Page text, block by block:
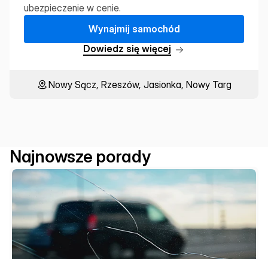
ubezpieczenie w cenie.
Wynajmij samochód
Dowiedz się więcej
Nowy Sącz, Rzeszów, Jasionka, Nowy Targ
Najnowsze porady